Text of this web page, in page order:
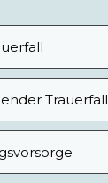
Trauerfall